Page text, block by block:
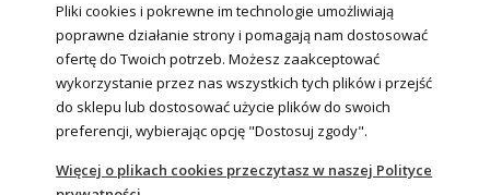
Internetowy sklep ogrodniczy z nasionami RajOgrodnika.pl
NIP: 6090037061, REGON: 260240470 | Czarnca, ul. Tęczowa 31, 29-100
Włoszczowa
POKAŻ PEŁNĄ WERSJĘ STRONY
Pliki cookies i pokrewne im technologie umożliwiają
poprawne działanie strony i pomagają nam dostosować
ofertę do Twoich potrzeb. Możesz zaakceptować
wykorzystanie przez nas wszystkich tych plików i przejść
do sklepu lub dostosować użycie plików do swoich
preferencji, wybierając opcję "Dostosuj zgody".
Więcej o plikach cookies przeczytasz w naszej Polityce